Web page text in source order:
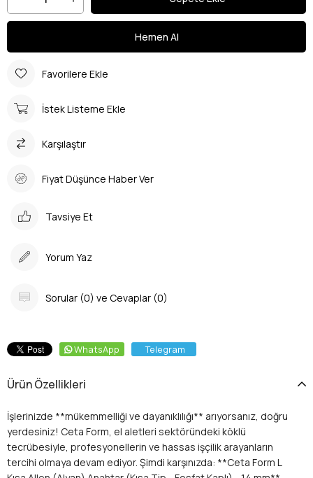
Favorilere Ekle
İstek Listeme Ekle
Karşılaştır
Fiyat Düşünce Haber Ver
Tavsiye Et
Yorum Yaz
Sorular (0) ve Cevaplar (0)
WhatsApp Telegram
Ürün Özellikleri
İşlerinizde **mükemmelliği ve dayanıklılığı** arıyorsanız, doğru
yerdesiniz! Ceta Form, el aletleri sektöründeki köklü
tecrübesiyle, profesyonellerin ve hassas işçilik arayanların
tercihi olmaya devam ediyor. Şimdi karşınızda: **Ceta Form L